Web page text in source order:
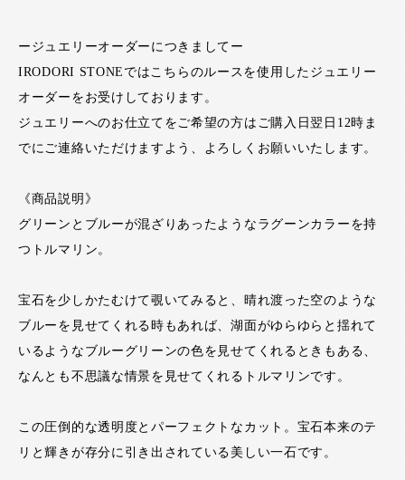
ージュエリーオーダーにつきましてー
IRODORI STONEではこちらのルースを使用したジュエリー
オーダーをお受けしております。
ジュエリーへのお仕立てをご希望の方はご購入日翌日12時ま
でにご連絡いただけますよう、よろしくお願いいたします。
《商品説明》
グリーンとブルーが混ざりあったようなラグーンカラーを持
つトルマリン。
宝石を少しかたむけて覗いてみると、晴れ渡った空のような
ブルーを見せてくれる時もあれば、湖面がゆらゆらと揺れて
いるようなブルーグリーンの色を見せてくれるときもある、
なんとも不思議な情景を見せてくれるトルマリンです。
この圧倒的な透明度とパーフェクトなカット。宝石本来のテ
リと輝きが存分に引き出されている美しい一石です。